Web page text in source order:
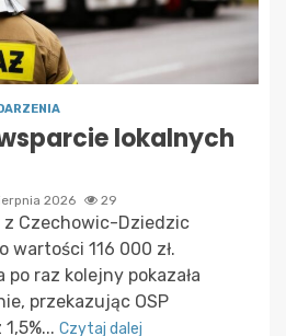
wsparcie lokalnych
2026 29
Czechowic-Dziedzic
wartości 116 000 zł.
po raz kolejny pokazała
przekazując OSP
Czytaj dalej